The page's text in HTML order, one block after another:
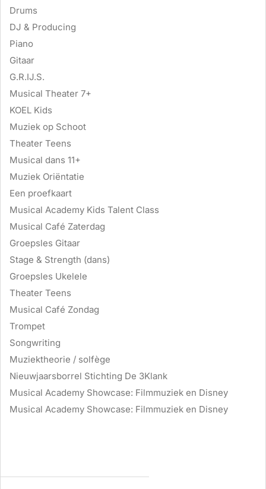
Drums
DJ & Producing
Piano
Gitaar
G.R.IJ.S.
Musical Theater 7+
KOEL Kids
Muziek op Schoot
Theater Teens
Musical dans 11+
Muziek Oriëntatie
Een proefkaart
Musical Academy Kids Talent Class
Musical Café Zaterdag
Groepsles Gitaar
Stage & Strength (dans)
Groepsles Ukelele
Theater Teens
Musical Café Zondag
Trompet
Songwriting
Muziektheorie / solfège
Nieuwjaarsborrel Stichting De 3Klank
Musical Academy Showcase: Filmmuziek en Disney
Musical Academy Showcase: Filmmuziek en Disney